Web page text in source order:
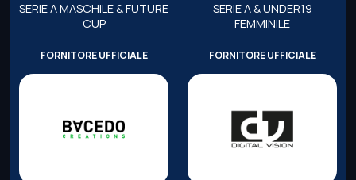
SERIE A MASCHILE & FUTURE
CUP
SERIE A & UNDER19
FEMMINILE
FORNITORE UFFICIALE FORNITORE UFFICIALE